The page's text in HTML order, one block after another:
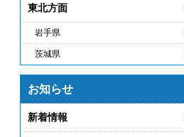
東北方面
岩手県
茨城県
お知らせ
新着情報